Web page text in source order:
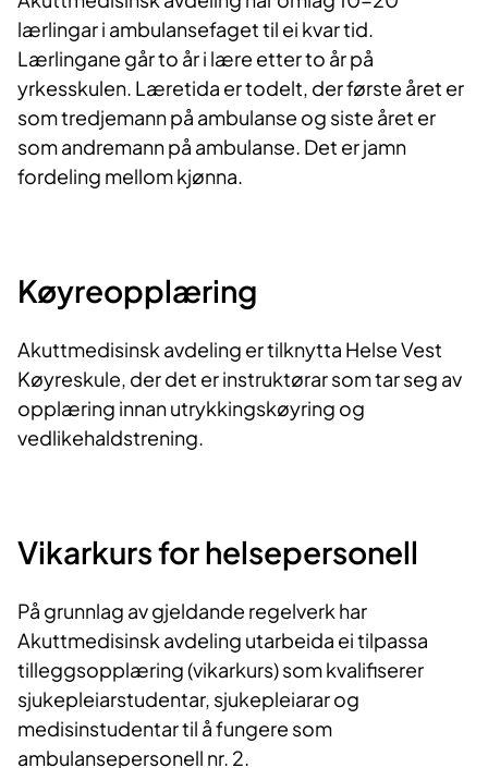
lærlingar i ambulansefaget til ei kvar tid.
Lærlingane går to år i lære etter to år på
yrkesskulen. Læretida er todelt, der første året er
som tredjemann på ambulanse og siste året er​​​​​
som andremann på ambulanse. Det er jamn
fordeling mellom kjønna.
Køyreopplæring
Akuttmedisinsk avdeling er tilknytta Helse Vest
Køyreskule, der det er instruktørar som tar seg av
opplæring innan utrykkingskøyring og
vedlikehaldstrening.
Vikarkurs for helsepersonell
På grunnlag av gjeldande regelverk har
Akuttmedisinsk avdeling utarbeida ei tilpassa
tilleggsopplæring (vikarkurs) som kvalifiserer
sjukepleiarstudentar, sjukepleiarar og
medisinstudentar til å fungere som
ambulansepersonell nr. 2.